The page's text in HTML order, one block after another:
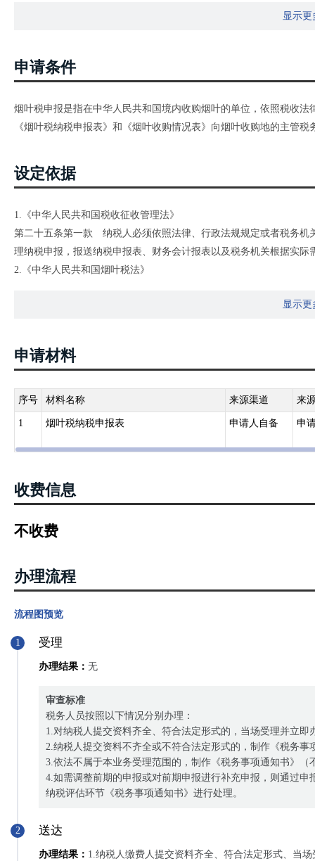
显示更
申请条件
烟叶税申报是指在中华人民共和国境内收购烟叶的单位，依照税收
《烟叶税纳税申报表》和《烟叶收购情况表》向烟叶收购地的主管
设定依据
1.《中华人民共和国税收征收管理法》
第二十五条第一款 纳税人必须依照法律、行政法规规定或者税务机
理纳税申报，报送纳税申报表、财务会计报表以及税务机关根据实际
2.《中华人民共和国烟叶税法》
显示更
申请材料
序号 材料名称 来源渠道 来
1 烟叶税纳税申报表 申请人自备 申
收费信息
不收费
办理流程
流程图预览
1 受理
办理结果： 无
审查标准
税务人员按照以下情况分别办理：
1.对纳税人提交资料齐全、符合法定形式的，当场受理并立即
2.纳税人提交资料不齐全或不符合法定形式的，制作《税务
3.依法不属于本业务受理范围的，制作《税务事项通知书》
4.如需调整前期的申报或对前期申报进行补充申报，则通过
纳税评估环节《税务事项通知书》进行处理。
2 送达
办理结果： 1.纳税人缴费人提交资料齐全、符合法定形式、当场